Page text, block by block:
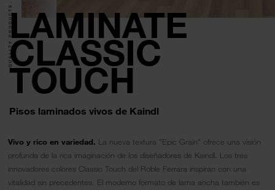
LAMINATE
CLASSIC
TOUCH
Pisos laminados vivos de Kaindl
QUALITY PRODUCTS.
Vivo y rico en variedad. La nueva textura "Epic Grain" ofrece una visión
profunda de la rica imaginación de los diseñadores de Kaindl. Los tres
innovadores colores Classic Touch del Roble Ferrara inspiran con una
vitalidad sin precedentes. El moderno formato de lama ancha también es